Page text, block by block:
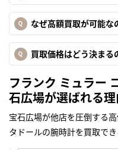
なぜ高額買取が可能な
買取価格はどう決まる
フランク ミュラー
石広場が選ばれる理
宝石広場が他店を圧倒する
タドールの腕時計を買取で